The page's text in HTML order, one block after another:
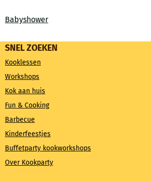
Babyshower
SNEL ZOEKEN
Kooklessen
Workshops
Kok aan huis
Fun & Cooking
Barbecue
Kinderfeestjes
Buffetparty kookworkshops
Over Kookparty